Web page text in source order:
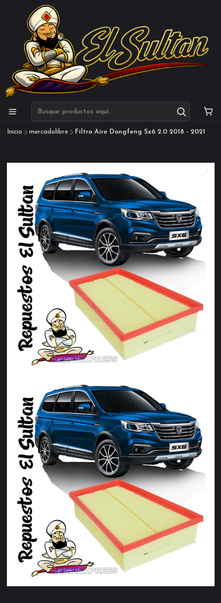
Inicio mercadolibre Filtro Aire Dongfeng Sx6 2.0 2018 - 2021